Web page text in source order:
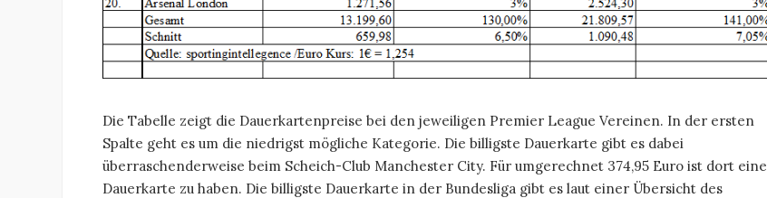
Die Tabelle zeigt die Dauerkartenpreise bei den jeweiligen Premier League Vereinen. In der ersten
Spalte geht es um die niedrigst mögliche Kategorie. Die billigste Dauerkarte gibt es dabei
überraschenderweise beim Scheich-Club Manchester City. Für umgerechnet 374,95 Euro ist dort eine
Dauerkarte zu haben. Die billigste Dauerkarte in der Bundesliga gibt es laut einer Übersicht des